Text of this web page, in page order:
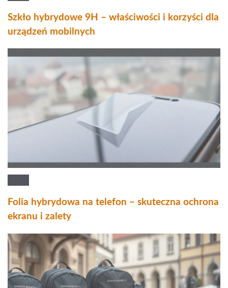
Szkło hybrydowe 9H – właściwości i korzyści dla
urządzeń mobilnych
Folia hybrydowa na telefon – skuteczna ochrona
ekranu i zalety